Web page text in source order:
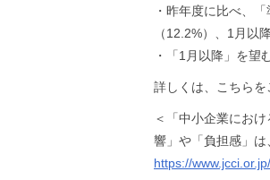
・昨年度に比べ、
（12.2%）、1月以
・「1月以降」を望
詳しくは、こちらを
＜「中小企業にお
響」や「負担感」
https://